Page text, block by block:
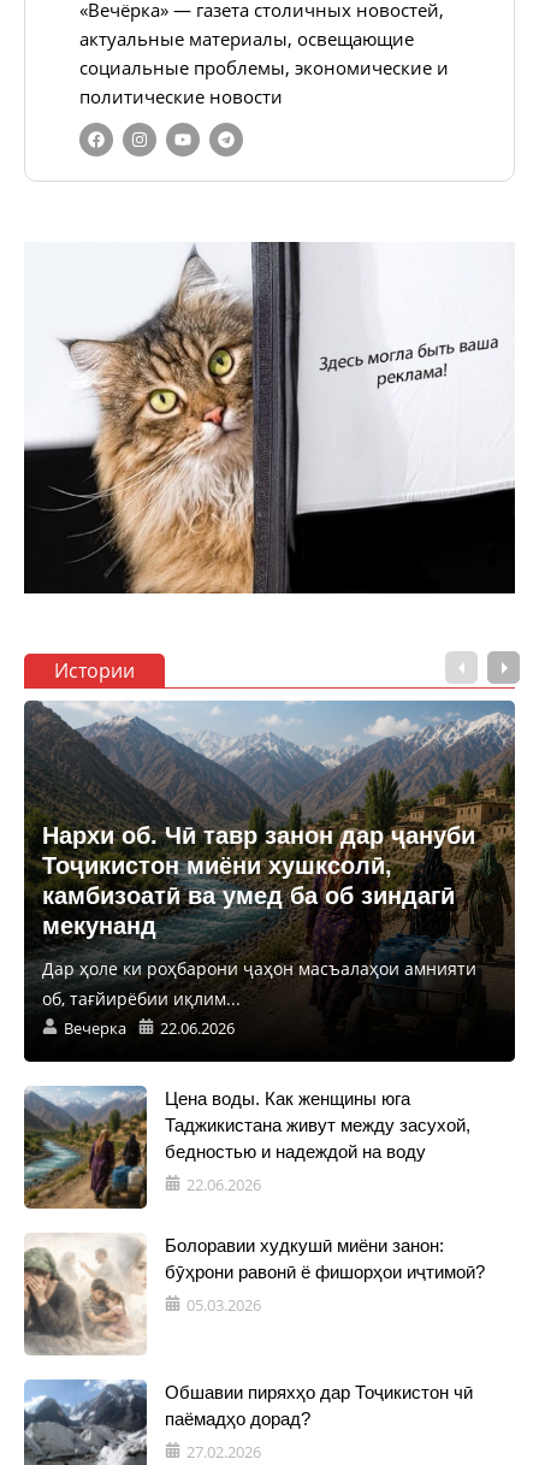
«Вечёрка» — газета столичных новостей,
актуальные материалы, освещающие
социальные проблемы, экономические и
политические новости
Истории
Нархи об. Чӣ тавр занон дар ҷануби
Тоҷикистон миёни хушксолӣ,
камбизоатӣ ва умед ба об зиндагӣ
мекунанд
Дар ҳоле ки роҳбарони ҷаҳон масъалаҳои амнияти
об, тағйирёбии иқлим...
Вечерка 22.06.2026
Цена воды. Как женщины юга
Таджикистана живут между засухой,
бедностью и надеждой на воду
22.06.2026
Болоравии худкушӣ миёни занон:
бӯҳрони равонӣ ё фишорҳои иҷтимоӣ?
05.03.2026
Обшавии пиряхҳо дар Тоҷикистон чӣ
паёмадҳо дорад?
27.02.2026